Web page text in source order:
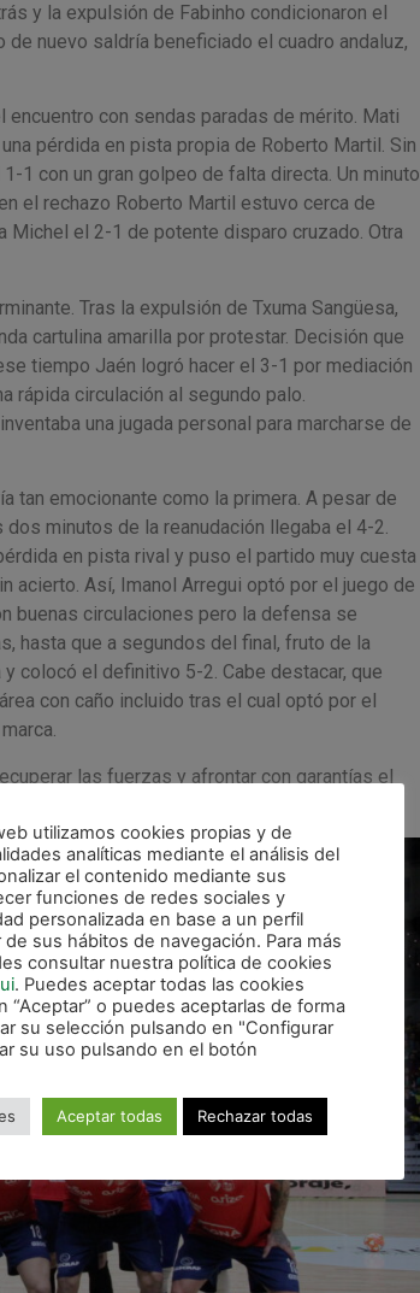
y la expulsión de Fabinho condicionaron el
nuevo saldría beneficiado el cuadro andaluz,
con sendas paradas de mérito. Mati
pérdida en pista propia de Roberto Martil. Sin
1 con un gran golpeo de falta directa. Un minuto
el rechazo Roberto Martil estuvo cerca de
Michel el 2-1 de potente disparo cruzado. Otra
Tras la expulsión de Txuma Sangüesa,
cartulina amarilla por protestar. Decisión que
tiempo Jaén logró hacer el 3-1 por mediación
rápida circulación al segundo palo.
una jugada personal para marcharse de
tan emocionante como la primera. A pesar de
minutos de la reanudación llegaba el 4-2.
en pista rival y puso el partido muy cuesta
acierto. Así, Imanol Arregui optó por el juego de
buenas circulaciones pero la defensa se
hasta que a segundos del final, fruto de la
colocó el definitivo 5-2. Cabe destacar, que
con caño incluido tras el cual optó por el
las fuerzas y afrontar con garantías el
Palma Fútsal.
utilizamos cookies propias y de
analíticas mediante el análisis del
el contenido mediante sus
funciones de redes sociales y
personalizada en base a un perfil
sus hábitos de navegación. Para más
consultar nuestra política de cookies
. Puedes aceptar todas las cookies
“Aceptar” o puedes aceptarlas de forma
su selección pulsando en "Configurar
su uso pulsando en el botón
Aceptar todas Rechazar todas